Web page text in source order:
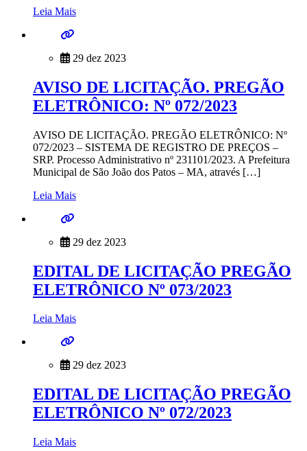
Leia Mais
29 dez 2023
AVISO DE LICITAÇÃO. PREGÃO
ELETRÔNICO: Nº 072/2023
AVISO DE LICITAÇÃO. PREGÃO ELETRÔNICO: Nº
072/2023 – SISTEMA DE REGISTRO DE PREÇOS –
SRP. Processo Administrativo nº 231101/2023. A Prefeitura
Municipal de São João dos Patos – MA, através […]
Leia Mais
29 dez 2023
EDITAL DE LICITAÇÃO PREGÃO
ELETRÔNICO Nº 073/2023
Leia Mais
29 dez 2023
EDITAL DE LICITAÇÃO PREGÃO
ELETRÔNICO Nº 072/2023
Leia Mais